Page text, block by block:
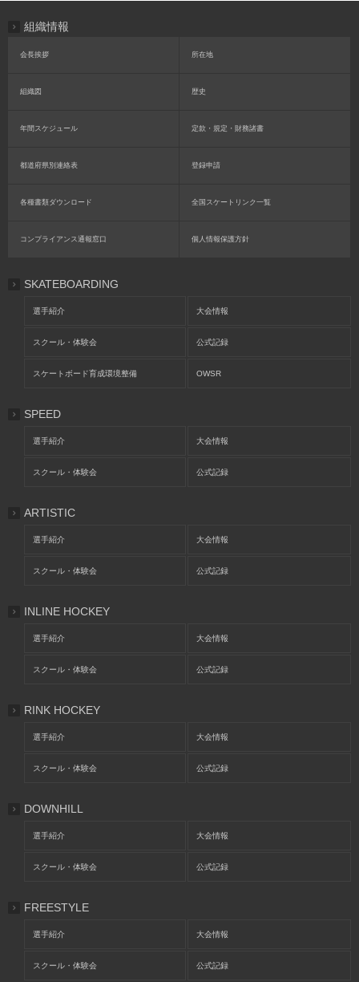
組織情報
会長挨拶 所在地
組織図 歴史
年間スケジュール 定款・規定・財務諸書
都道府県別連絡表 登録申請
各種書類ダウンロード 全国スケートリンク一覧
コンプライアンス通報窓口 個人情報保護方針
SKATEBOARDING
選手紹介 大会情報
スクール・体験会 公式記録
スケートボード育成環境整備 OWSR
SPEED
選手紹介 大会情報
スクール・体験会 公式記録
ARTISTIC
選手紹介 大会情報
スクール・体験会 公式記録
INLINE HOCKEY
選手紹介 大会情報
スクール・体験会 公式記録
RINK HOCKEY
選手紹介 大会情報
スクール・体験会 公式記録
DOWNHILL
選手紹介 大会情報
スクール・体験会 公式記録
FREESTYLE
選手紹介 大会情報
スクール・体験会 公式記録